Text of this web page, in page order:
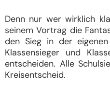
Denn nur wer wirklich
seinem Vortrag die
den Sieg in der
Klassensieger und
entscheiden. Alle
Kreisentscheid.